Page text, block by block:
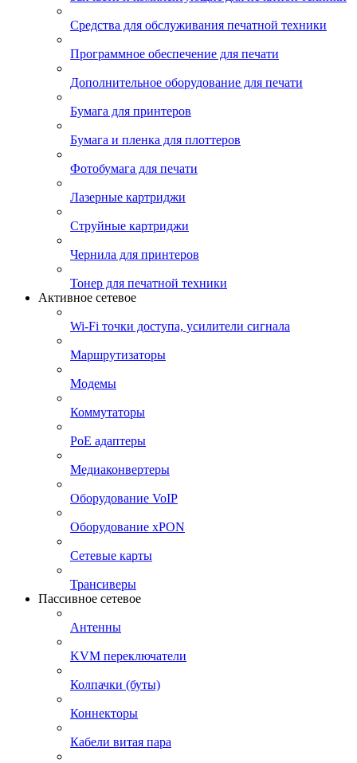
Средства для обслуживания печатной техники
Программное обеспечение для печати
Дополнительное оборудование для печати
Бумага для принтеров
Бумага и пленка для плоттеров
Фотобумага для печати
Лазерные картриджи
Струйные картриджи
Чернила для принтеров
Тонер для печатной техники
Активное сетевое
Wi-Fi точки доступа, усилители сигнала
Маршрутизаторы
Модемы
Коммутаторы
PoE адаптеры
Медиаконвертеры
Оборудование VoIP
Оборудование xPON
Сетевые карты
Трансиверы
Пассивное сетевое
Антенны
KVM переключатели
Колпачки (буты)
Коннекторы
Кабели витая пара